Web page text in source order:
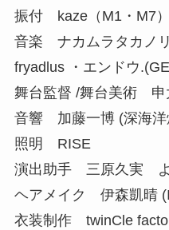
振付 kaze（M1・M7）
音楽 ナカムラタカノ
fryadlus ・エンドウ
舞台監督 /舞台美術 申
音響 加藤一博 (深海洋
照明 RISE
演出助手 三原久実 よ
ヘアメイク 伊森凱晴
衣装制作 twinCle